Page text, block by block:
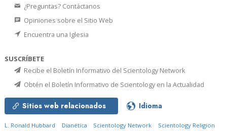
¿Preguntas? Contáctanos
Opiniones sobre el Sitio Web
Encuentra una Iglesia
SUSCRÍBETE
Recibe el Boletín Informativo del Scientology Network
Obtén el Boletín Informativo de Scientology en la Actualidad
Sitios web relacionados Idioma
L. Ronald Hubbard Dianética Scientology Network Scientology Religion